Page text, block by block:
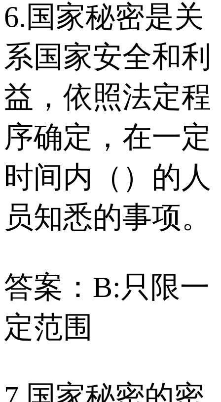
6.国家秘密是关
系国家安全和利
益，依照法定程
序确定，在一定
时间内（）的人
员知悉的事项。
答案：B:只限一
定范围